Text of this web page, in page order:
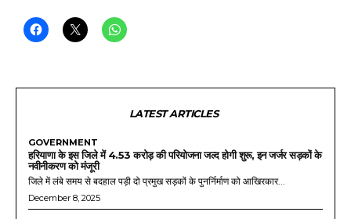
LATEST ARTICLES
GOVERNMENT
हरियाणा के इस जिले में 4.53 करोड़ की परियोजना जल्द होगी शुरू, इन जर्जर सड़कों के
नवीनीकरण को मंजूरी
जिले में लंबे समय से बदहाल पड़ी दो प्रमुख सड़कों के पुनर्निर्माण को आखिरकार...
December 8, 2025